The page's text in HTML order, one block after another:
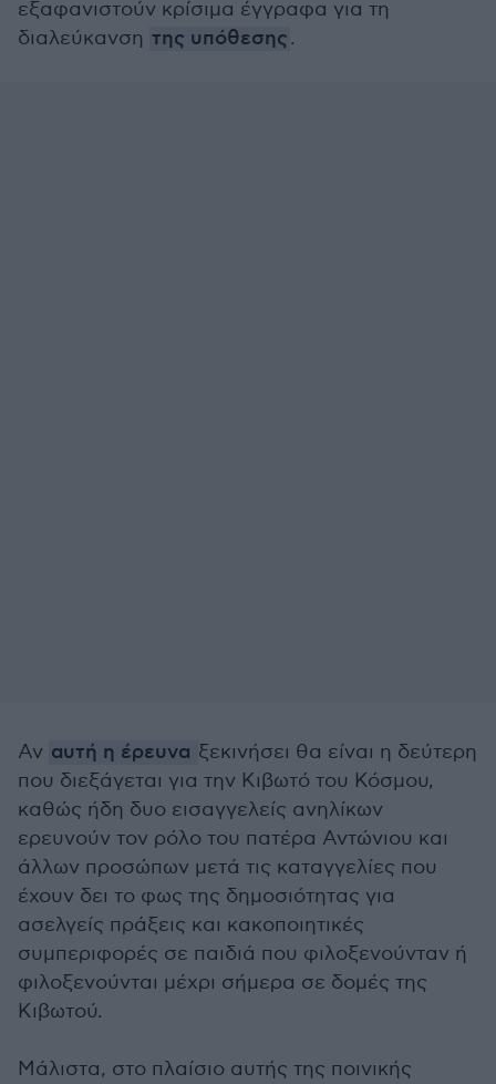
εξαφανιστούν κρίσιμα έγγραφα για τη
διαλεύκανση της υπόθεσης.
Αν αυτή η έρευνα ξεκινήσει θα είναι η δεύτερη
που διεξάγεται για την Κιβωτό του Κόσμου,
καθώς ήδη δυο εισαγγελείς ανηλίκων
ερευνούν τον ρόλο του πατέρα Αντώνιου και
άλλων προσώπων μετά τις καταγγελίες που
έχουν δει το φως της δημοσιότητας για
ασελγείς πράξεις και κακοποιητικές
συμπεριφορές σε παιδιά που φιλοξενούνταν ή
φιλοξενούνται μέχρι σήμερα σε δομές της
Κιβωτού.
Μάλιστα, στο πλαίσιο αυτής της ποινικής